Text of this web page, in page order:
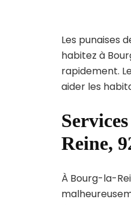
Les punaises
habitez à
rapidement.
aider les
Reine,
À Bourg-la-